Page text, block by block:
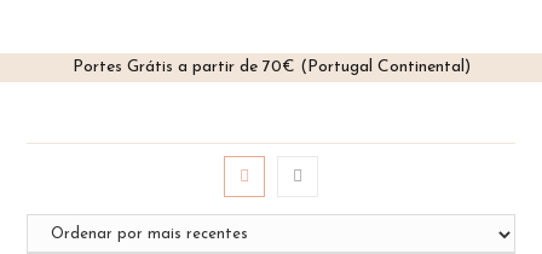
Portes Grátis a partir de 70€ (Portugal Continental)